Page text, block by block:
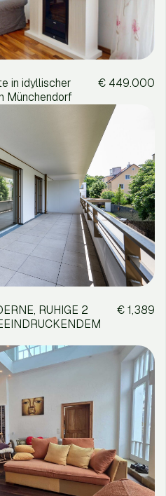
in idyllischer
Münchendorf
€ 449.000
RUHIGE 2
€ 1,389